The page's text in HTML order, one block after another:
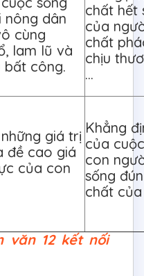
nông dân
cùng
lam lũ và
bất công.
chất hết
của
chất
chịu
…
giá trị
đề cao giá
của con
Khẳng
của
con
sống
chất của
văn 12 kết nối